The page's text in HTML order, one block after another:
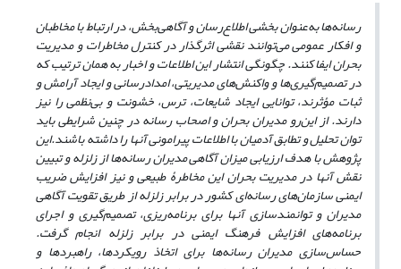
رسانه‌ها به‌عنوان بخشی اطلاع‌رسان و آگاهی‌بخش، در ارتباط با مخاطبان
و افکار عمومی می‌توانند نقشی اثرگذار در کنترل مخاطرات و مدیریت
بحران ایفا کنند. چگونگی انتشار این اطلاعات و اخبار به همان ترتیب که
در تصمیم‌گیری‌ها و واکنش‌های مدیریتی، امدادرسانی و ایجاد آرامش و
ثبات مؤثرند، توانایی ایجاد شایعات، ترس، خشونت و بی‌نظمی را نیز
دارند. از این‌رو مدیران بحران و اصحاب رسانه‌ در چنین شرایطی باید
توان تحلیل و تطابق آدمیان با اطلاعات پیرامونی آنها را داشته باشند.این
پژوهش با هدف ارزیابی میزان آگاهی مدیران رسانه‌ها از زلزله و تبیین
نقش آنها در مدیریت بحران این مخاطرۀ طبیعی و نیز افزایش ضریب
ایمنی سازمان‌های رسانه‌ای کشور در برابر زلزله از طریق تقویت آگاهی
مدیران و توانمندسازی آنها برای برنامه‌ریزی، تصمیم‌گیری و اجرای
برنامه‌های افزایش فرهنگ ایمنی در برابر زلزله انجام گرفت.
حساس‌سازی مدیران رسانه‌ها برای اتخاذ رویکردها، راهبردها و